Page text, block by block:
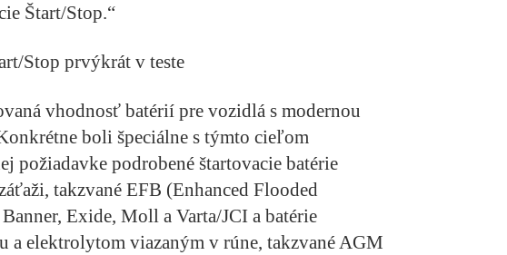
Štart/Stop.“
Stop prvýkrát v teste
vhodnosť batérií pre vozidlá s modernou
boli špeciálne s týmto cieľom
požiadavke podrobené štartovacie batérie
takzvané EFB (Enhanced Flooded
Exide, Moll a Varta/JCI a batérie
a elektrolytom viazaným v rúne, takzvané AGM